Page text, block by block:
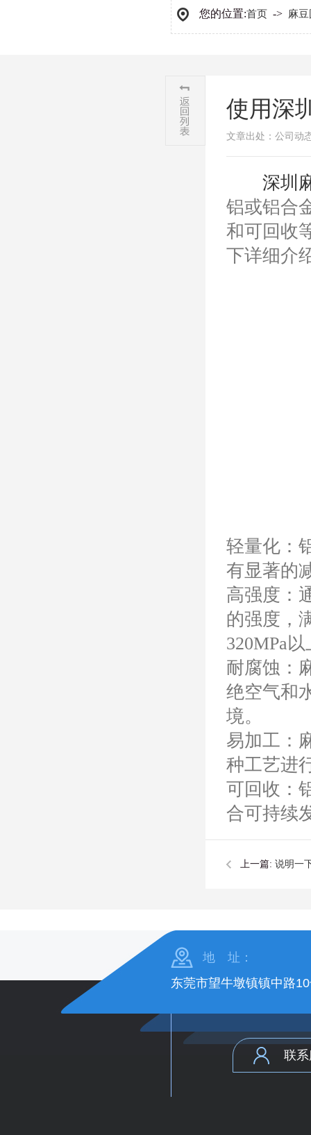
您的位置:首页 -> 麻
使用深
文章出处：公司动
深圳
铝或铝合
和可回收
下详细介
轻量化：
有显著的
高强度：
的强度，
320MPa
耐腐蚀：
绝空气和
境。
易加工：
种工艺进
可回收：
合可持续
上一篇: 说明一
地 址：
东莞市望牛墩镇镇中路
联